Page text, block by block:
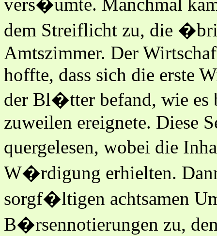
vers�umte. Manchmal
dem Streiflicht zu, die
Amtszimmer. Der
hoffte, dass sich die erste
der Bl�tter befand, wie es
zuweilen ereignete. Diese
quergelesen, wobei die
W�rdigung erhielten.
sorgf�ltigen achtsamen
B�rsennotierungen zu,